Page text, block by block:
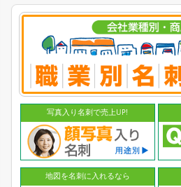
写真入り名刺で売上UP!
地図を名刺に入れるなら